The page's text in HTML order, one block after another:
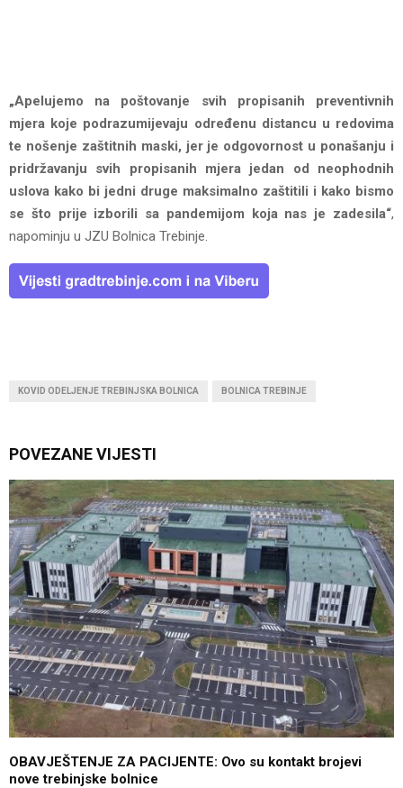
„Apelujemo na poštovanje svih propisanih preventivnih
mjera koje podrazumijevaju određenu distancu u redovima
te nošenje zaštitnih maski, jer je odgovornost u ponašanju i
pridržavanju svih propisanih mjera jedan od neophodnih
uslova kako bi jedni druge maksimalno zaštitili i kako bismo
se što prije izborili sa pandemijom koja nas je zadesila“,
napominju u JZU Bolnica Trebinje.
KOVID ODELJENJE TREBINJSKA BOLNICA BOLNICA TREBINJE
POVEZANE VIJESTI
OBAVJEŠTENJE ZA PACIJENTE: Ovo su kontakt brojevi
nove trebinjske bolnice